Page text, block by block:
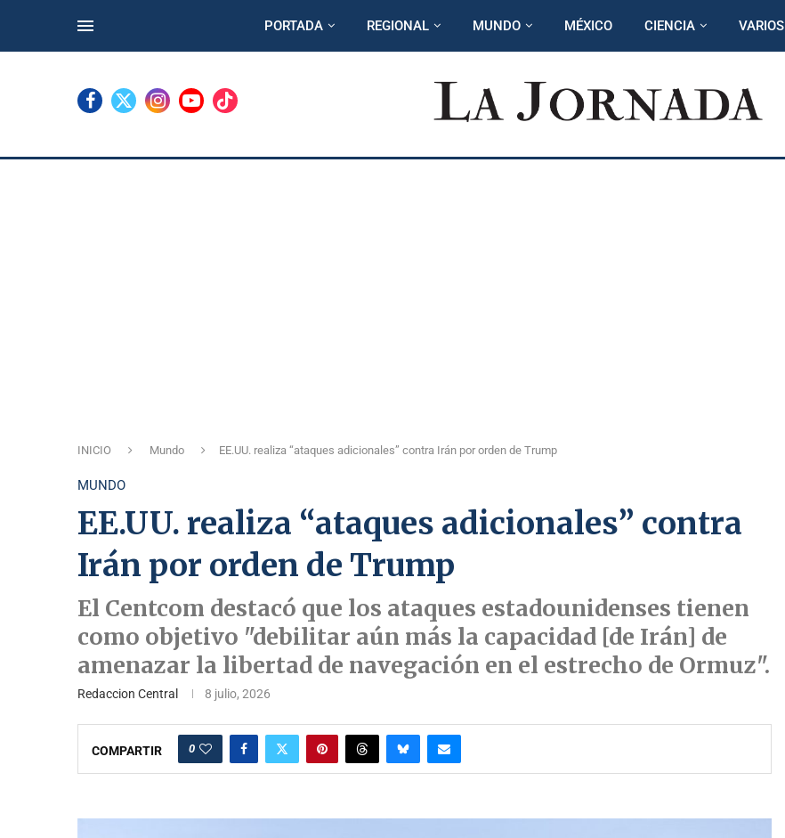
PORTADA REGIONAL MUNDO MÉXICO CIENCIA VARIOS
INICIO Mundo EE.UU. realiza “ataques adicionales” contra Irán por orden de Trump
MUNDO
EE.UU. realiza “ataques adicionales” contra
Irán por orden de Trump
El Centcom destacó que los ataques estadounidenses tienen
como objetivo "debilitar aún más la capacidad [de Irán] de
amenazar la libertad de navegación en el estrecho de Ormuz".
Redaccion Central 8 julio, 2026
COMPARTIR 0